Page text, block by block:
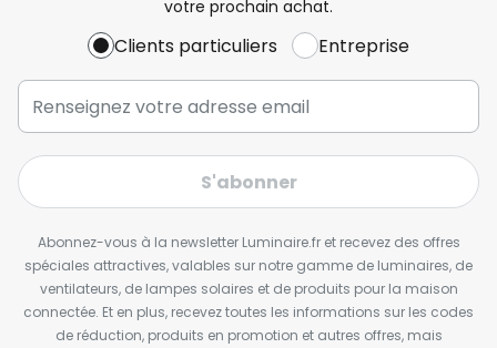
votre prochain achat.
Clients particuliers Entreprise
S'abonner
Abonnez-vous à la newsletter Luminaire.fr et recevez des offres
spéciales attractives, valables sur notre gamme de luminaires, de
ventilateurs, de lampes solaires et de produits pour la maison
connectée. Et en plus, recevez toutes les informations sur les codes
de réduction, produits en promotion et autres offres, mais